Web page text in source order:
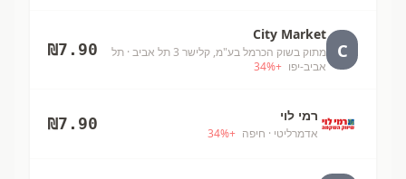
C
City Market
מתוק בשוק הכרמל בע"מ, קלישר 3 תל אביב
· תל
אביב-יפו +
34%
₪7.90
רמי לוי
אדמרליטי · חיפה +
34%
₪7.90